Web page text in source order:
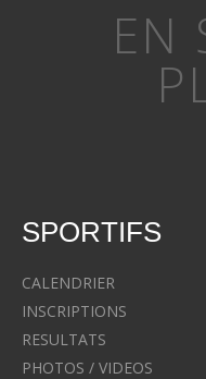
EN
SPORTIFS
CALENDRIER
INSCRIPTIONS
RESULTATS
PHOTOS / VIDEOS